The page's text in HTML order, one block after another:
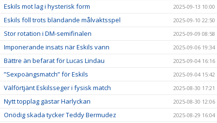
Eskils mot lag i hysterisk form 2025-09-13 10:00
Eskils föll trots bländande målvaktsspel 2025-09-10 22:50
Stor rotation i DM-semifinalen 2025-09-09 08:58
Imponerande insats när Eskils vann 2025-09-06 19:34
Bättre än befarat för Lucas Lindau 2025-09-04 16:16
”Sexpoängsmatch” för Eskils 2025-09-04 15:42
Välförtjänt Eskilsseger i fysisk match 2025-08-30 17:21
Nytt topplag gästar Harlyckan 2025-08-30 12:06
Onödig skada tycker Teddy Bermudez 2025-08-29 16:04